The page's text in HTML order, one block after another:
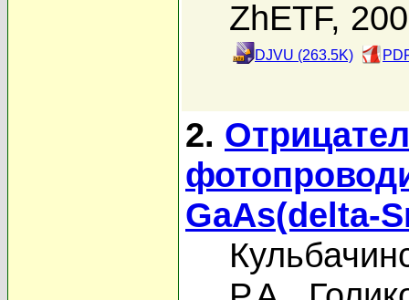
ZhETF,
DJVU (263.5K)
2.
GaAs(delta-